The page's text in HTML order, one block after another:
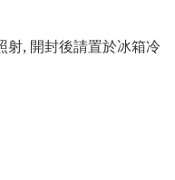
射, 開封後請置於冰箱冷